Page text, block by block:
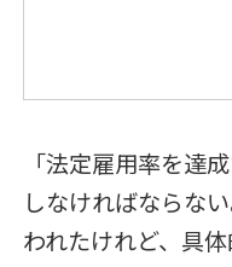
「法定雇用率を達
しなければならな
われたけれど、具